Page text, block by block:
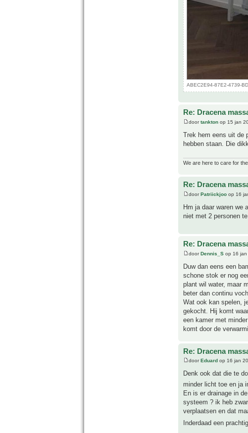
ABEC2E94-87E2-4739-
Re: Dracena
doortankton op 15 jan
Trek hem eens uit de
hebben staan. Die
We are here to care for
Re: Dracena
doorPatriickjoo op 16
Hm ja daar waren we
niet met 2 personen
Re: Dracena
doorDennis_S op 16
Duw dan eens een
schone stok er nog
plant wil water, maar
beter dan continu
Wat ook kan spelen,
gekocht. Hij komt
een kamer met
komt door de
Re: Dracena
doorEduard op 16 jan
Denk ook dat die te
minder licht toe en ja
En is er drainage in
systeem ? ik heb
verplaatsen en dat
Inderdaad een